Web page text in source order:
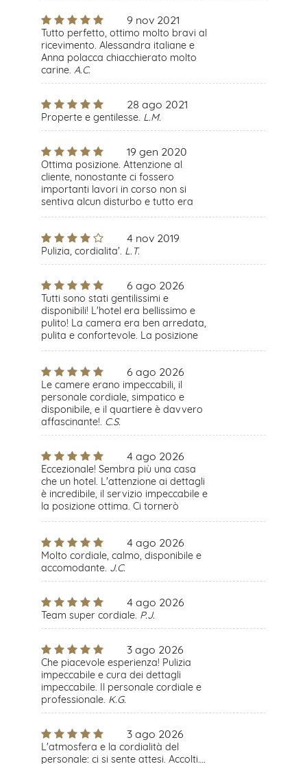
9 nov 2021
Tutto perfetto, ottimo molto bravi al
ricevimento. Alessandra italiane e
Anna polacca chiacchierato molto
carine. A.C.
28 ago 2021
Properte e gentilesse. L.M.
19 gen 2020
Ottima posizione. Attenzione al
cliente, nonostante ci fossero
importanti lavori in corso non si
sentiva alcun disturbo e tutto era
molto pulito. La cortesia di
disponibile, la sua presenza è stata
per noi molto preziosa.
4 nov 2019
Pulizia, cordialita'. L.T.
6 ago 2026
Tutti sono stati gentilissimi e
disponibili! L'hotel era bellissimo e
pulito! La camera era ben arredata,
pulita e confortevole. La posizione
dell'hotel era perfetta! Il personale è
era perfetto! Ci tornerei volentieri.
M.C.
6 ago 2026
Le camere erano impeccabili, il
personale cordiale, simpatico e
disponibile, e il quartiere è davvero
affascinante!. C.S.
4 ago 2026
Eccezionale! Sembra più una casa
che un hotel. L'attenzione ai dettagli
è incredibile, il servizio impeccabile e
la posizione ottima. Ci tornerò
sicuramente quando sarò di nuovo a
4 ago 2026
Molto cordiale, calmo, disponibile e
accomodante. J.C.
4 ago 2026
Team super cordiale. P.J.
3 ago 2026
Che piacevole esperienza! Pulizia
impeccabile e cura dei dettagli
impeccabile. Il personale cordiale e
professionale. K.G.
3 ago 2026
L'atmosfera e la cordialità del
personale: ci si sente attesi. Accolti….